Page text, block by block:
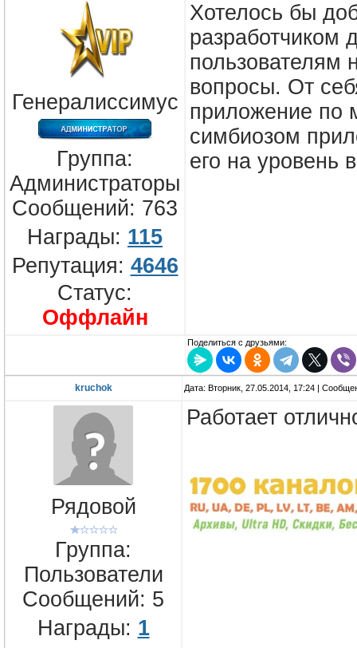
Генералиссимус
Группа:
Администраторы
Сообщений: 763
Награды: 115
Репутация: 4646
Статус:
Оффлайн
Хотелось бы
разработчиком
пользователям
вопросы. От
приложение по
симбиозом
его на уровень
Поделиться с друзьями:
kruchok Дата: Вторник, 27.05.2014, 17:24 |
Рядовой
Группа:
Пользователи
Сообщений: 5
Награды: 1
Работает